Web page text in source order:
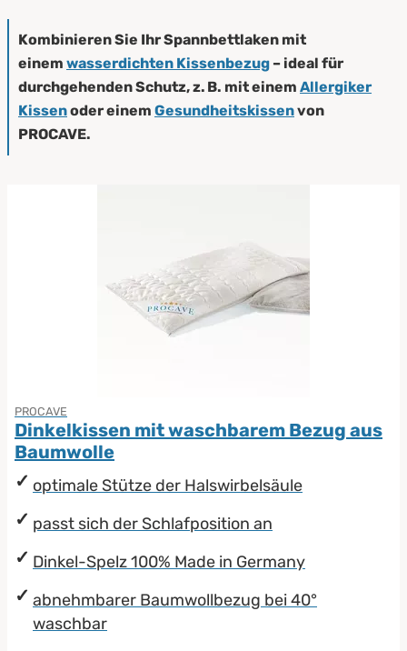
Kombinieren Sie Ihr Spannbettlaken mit
einem wasserdichten Kissenbezug – ideal für
durchgehenden Schutz, z. B. mit einem Allergiker
Kissenoder einem Gesundheitskissenvon
PROCAVE.
PROCAVE
Dinkelkissen mit waschbarem Bezug aus
Baumwolle
optimale Stütze der Halswirbelsäule
passt sich der Schlafposition an
Dinkel-Spelz 100% Made in Germany
abnehmbarer Baumwollbezug bei 40°
waschbar